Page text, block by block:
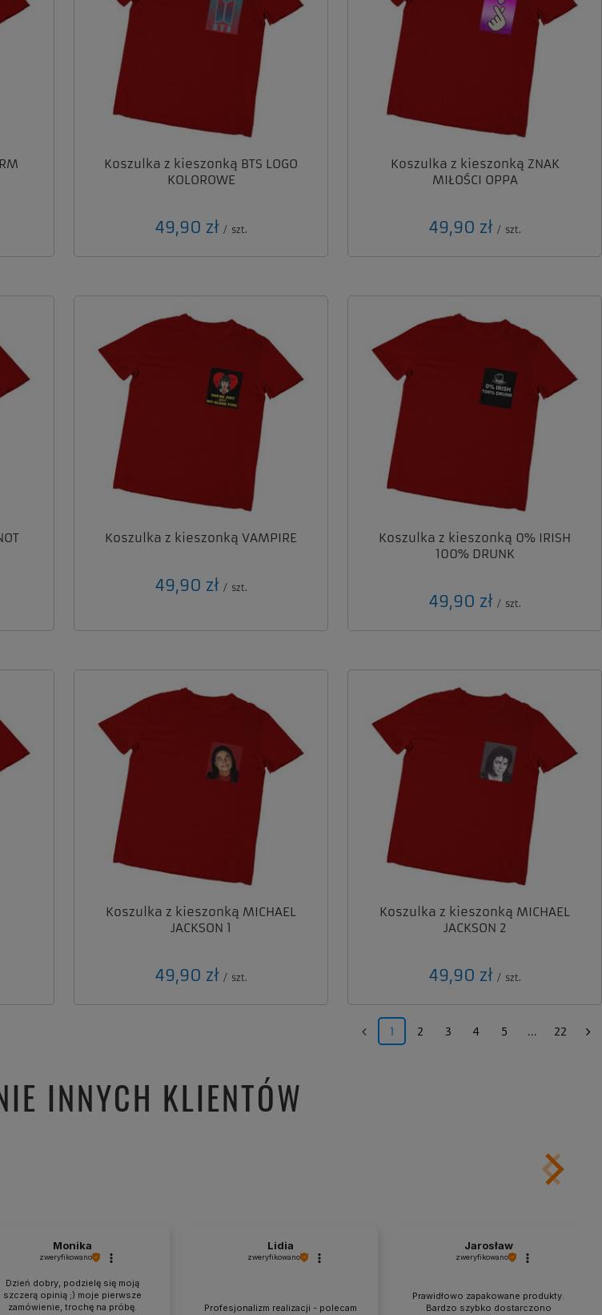
Koszulka z kieszonką BTS LOGO
KOLOROWE
49,90 zł / szt.
Koszulka z kieszonką ZNAK
MIŁOŚCI OPPA
49,90 zł / szt.
Koszulka z kieszonką VAMPIRE
49,90 zł / szt.
Koszulka z kieszonką 0% IRISH
100% DRUNK
49,90 zł / szt.
Koszulka z kieszonką MICHAEL
JACKSON 1
49,90 zł / szt.
Koszulka z kieszonką MICHAEL
JACKSON 2
49,90 zł / szt.
1 2 3 4 5 ... 22
INNYCH KLIENTÓW
Monika
zweryfikowano
Dzień dobry, podzielę się moją
szczerą opinią ;) moje pierwsze
zamówienie, trochę na próbę.
Lidia
zweryfikowano
Profesjonalizm realizacji - polecam
Jarosław
zweryfikowano
Prawidłowo zapakowane produkty.
Bardzo szybko dostarczono